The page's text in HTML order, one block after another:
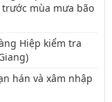
mùa mưa bão
Hiệp kiểm tra
hán và xâm nhập